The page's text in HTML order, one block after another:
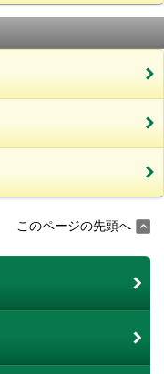
このページの先頭へ